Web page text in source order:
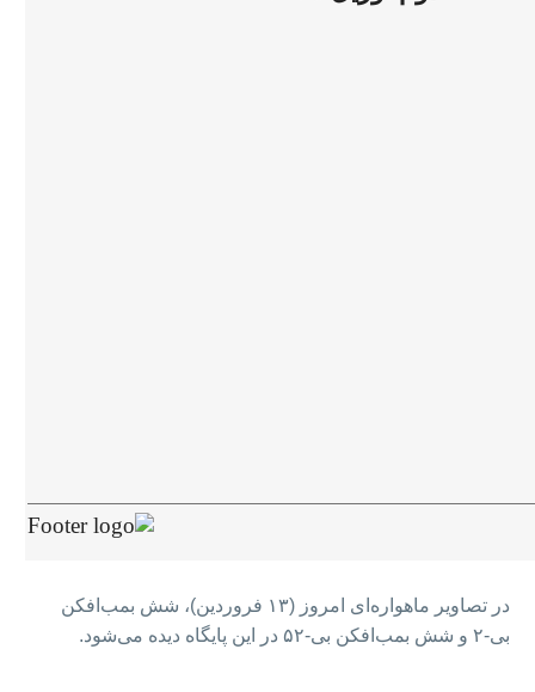
در تصاویر ماهواره‌ای امروز (۱۳ فروردین)، شش بمب‌افکن
بی-۲ و شش بمب‌افکن بی-۵۲ در این پایگاه دیده می‌شود.